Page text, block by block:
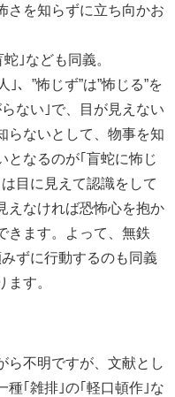
さを知らずに立ち向かお
｣なども同義。
、”怖じず”は”怖じる”を
ない｣で、目が見えない
らないとして、物事を知
となるのが｢盲蛇に怖じ
目に見えて認識をして
えなければ恐怖心を抱か
きます。よって、無鉄
ずに行動するのも同義
す。
ら不明ですが、文献とし
種｢雑排｣の｢軽口頓作｣な